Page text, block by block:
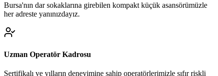
Bursa'nın dar sokaklarına girebilen kompakt küçük asansörümüzle
her adreste yanınızdayız.
Uzman Operatör Kadrosu
Sertifikalı ve yılların deneyimine sahip operatörlerimizle sıfır riskli